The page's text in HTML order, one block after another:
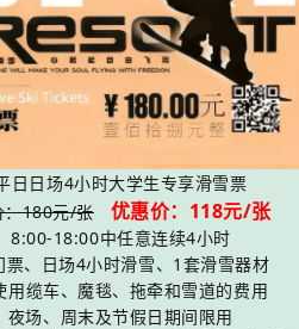
日日场4小时大学生专享滑雪票
：180元/张
优惠价：118元/张
8:00-18:00中任意连续4小时
票、日场4小时滑雪、1套滑雪器材
用缆车、魔毯、拖牵和雪道的费用
夜场、周末及节假日期间限用